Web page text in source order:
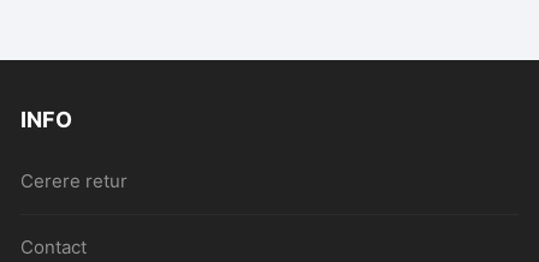
INFO
Cerere retur
Contact